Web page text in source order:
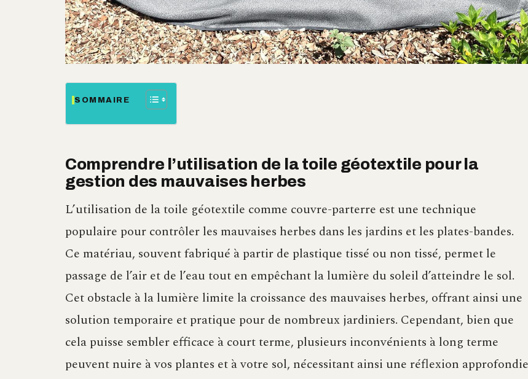
SOMMAIRE
Comprendre l’utilisation de la toile géotextile pour la
gestion des mauvaises herbes
L’utilisation de la toile géotextile comme couvre-parterre est une technique
populaire pour contrôler les mauvaises herbes dans les jardins et les plates-bandes.
Ce matériau, souvent fabriqué à partir de plastique tissé ou non tissé, permet le
passage de l’air et de l’eau tout en empêchant la lumière du soleil d’atteindre le sol.
Cet obstacle à la lumière limite la croissance des mauvaises herbes, offrant ainsi une
solution temporaire et pratique pour de nombreux jardiniers. Cependant, bien que
cela puisse sembler efficace à court terme, plusieurs inconvénients à long terme
peuvent nuire à vos plantes et à votre sol, nécessitant ainsi une réflexion approfondie